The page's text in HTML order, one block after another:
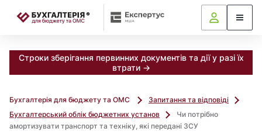
Строки зберігання первинних документів та дії у разі їх
втрати →
Бухгалтерія для бюджету та ОМС
Запитання та відповіді
Бухгалтерський облік бюджетних установ
Чи потрібно
амортизувати транспорт та техніку, які передані ЗСУ